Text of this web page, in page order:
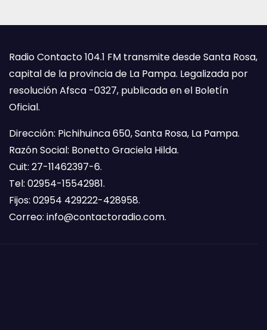
Radio Contacto 104.1 FM transmite desde Santa Rosa,
capital de la provincia de La Pampa. Legalizada por
resolución Afsca -0327, publicada en el Boletín
Oficial.
Dirección: Pichihuinca 650, Santa Rosa, La Pampa.
Razón Social: Bonetto Graciela Hilda.
Cuit: 27-11462397-6.
Tel: 02954-15542981.
Fijos: 02954 429222-428958.
Correo: info@contactoradio.com.